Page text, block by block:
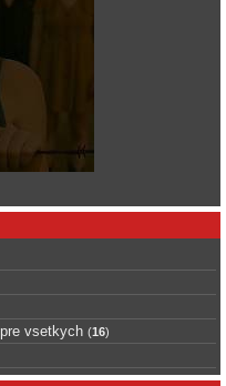
vsetkych (16)